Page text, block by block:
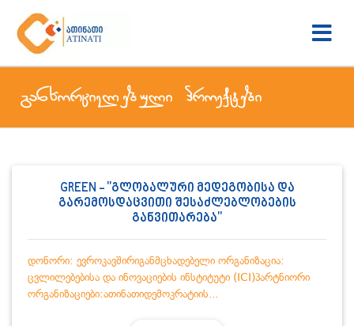
განხორციელებული პროექტები
GREEN - "გლობალური მედეგობისა და
გარემოსდაცვითი შესაძლებლობების
განვითარება"
დონორი: ევროკავშირიგანმცხადებელი ორგანიზაცია:
ცვლილებებისა და ინოვაციების ინსტიტუტი (ICI)პარტნიორი
ორგანიზაციები:ათინათიდემოკრატიის...